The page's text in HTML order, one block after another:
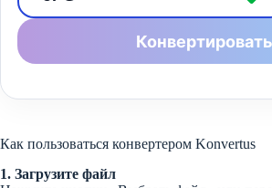
Конвертировать
Как пользоваться конвертером Konvertus
1. Загрузите файл